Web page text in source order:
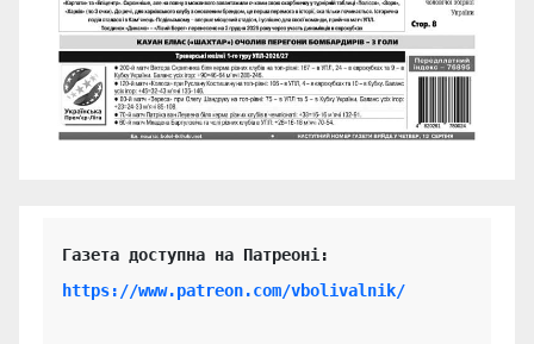
https://www.patreon.com/vbolivalnik/